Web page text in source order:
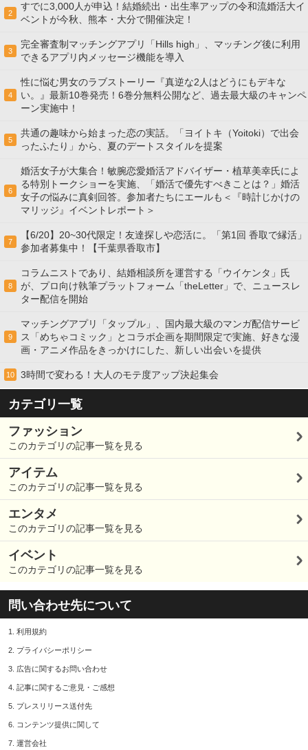
2
すでに3,000人が申込！結婚続出・出生率アップの令和流婚活大イ
ベントが今秋、熊本・大分で開催決定！
3
完全審査制マッチングアプリ「Hills high」、マッチング後に利用
できるアプリ内メッセージ機能を導入
4
性に悩む男女のラブストーリー『真逆な2人はどうにもデキな
い。』最新10巻発売！6巻分無料公開など、過去最大級のキャンペ
ーン実施中！
5
共通の趣味から始まった恋の実話。「ヨイトキ（Yoitoki）で出会
ったふたり」から、夏のデートスタイルを提案
6
婚活女子が大集合！敏腕恋愛婚活アドバイザー・植草美幸氏によ
る特別トークショーを実施、「婚活で優先すべきことは？」婚活
女子の悩みに真剣回答。参加者たちにエールも＜『時計じかけの
マリッジ』イベントレポート＞
7
【6/20】20~30代限定！友達探しや恋活に。「第1回 香取で縁活」
参加者募集中！【千葉県香取市】
8
コラムニストであり、結婚相談所を運営する「ウイケンタ」氏
が、プロ向け執筆プラットフォーム「theLetter」で、ニュースレ
ター配信を開始
9
マッチングアプリ「タップル」、国内最大級のマンガ配信サービ
ス「めちゃコミック」とコラボ企画を期間限定で実施、好きな漫
画・アニメ作品をきっかけにした、新しい出会いを提供
10 3時間で変わる！大人のモテ度アップ決起集会
カテゴリ一覧
ファッション
このカテゴリの記事一覧を見る
アイテム
このカテゴリの記事一覧を見る
エンタメ
このカテゴリの記事一覧を見る
イベント
このカテゴリの記事一覧を見る
問い合わせ先について
1. 利用規約
2. プライバシーポリシー
3. 広告に関するお問い合わせ
4. 記事に関するご意見・ご感想
5. プレスリリース送付先
6. コンテンツ提供に関して
7. 運営会社